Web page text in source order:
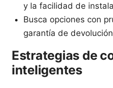
y la facilidad de
Busca opciones con
garantía de
Estrategias de
inteligentes